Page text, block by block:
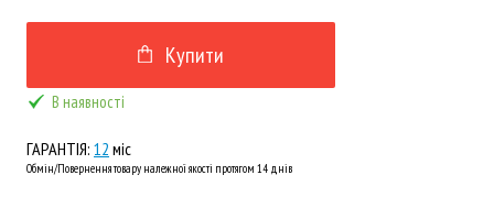
Купити
В наявності
ГАРАНТІЯ: 12 міс
Обмін/Повернення товару належної якості протягом 14 днів